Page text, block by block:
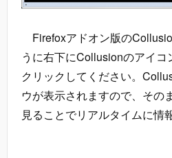
Firefoxアドオン版の
うに右下にCollusionのアイ
クリックしてください。
ウが表示されますので、その
見ることでリアルタイムに情